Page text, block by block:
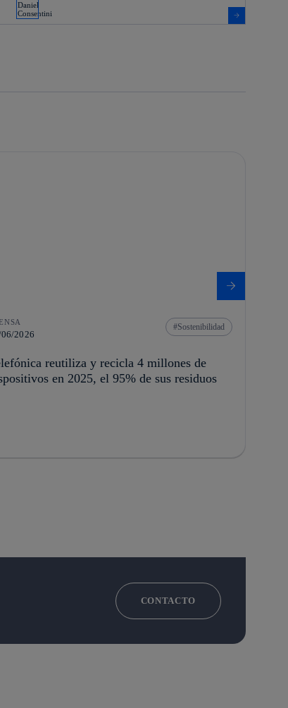
2026
Sostenibilidad
reutiliza y recicla 4 millones de
en 2025, el 95% de sus residuos
CONTACTO